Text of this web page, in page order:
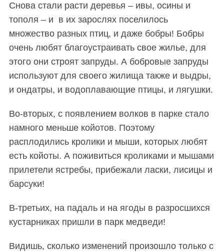
Снова стали расти деревья – ивы, осины и
тополя – и в их зарослях поселилось
множество разных птиц, и даже бобры! Бобры
очень любят благоустраивать свое жилье, для
этого они строят запруды. А бобровые запруды
используют для своего жилища также и выдры,
и ондатры, и водоплавающие птицы, и лягушки.
Во-вторых, с появлением волков в парке стало
намного меньше койотов. Поэтому
расплодились кролики и мыши, которых любят
есть койоты. А поживиться кроликами и мышами
прилетели ястребы, прибежали ласки, лисицы и
барсуки!
В-третьих, на падаль и на ягоды в разросшихся
кустарникахпришли в парк медведи!
Видишь, сколько изменений произошло только с